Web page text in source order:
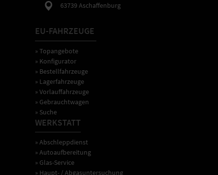
63739 Aschaffenburg
EU-FAHRZEUGE
» Topangebote
» Konfigurator
» Bestellfahrzeuge
» Lagerfahrzeuge
» Vorlauffahrzeuge
» Gebrauchtwagen
» Suche
WERKSTATT
» Abschleppdienst
» Autoaufbereitung
» Glas-Service
» Haupt- / Abgasuntersuchung